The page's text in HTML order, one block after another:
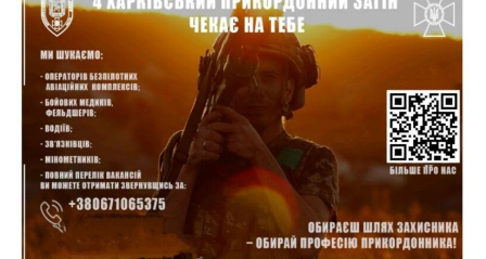
11:19
21 лип
На щиті повертається додому:
Краснопільська громада втратила 27-річного
Захисника Сергія Балабаєнка
11:00
19 лип
Музей, який був частиною життя
10:49
19 лип
Інтелектуальні злети та творчі перемоги:
історія успіху випускниці Вікторії Кондратенко
Вірний присязі до останнього подиху: